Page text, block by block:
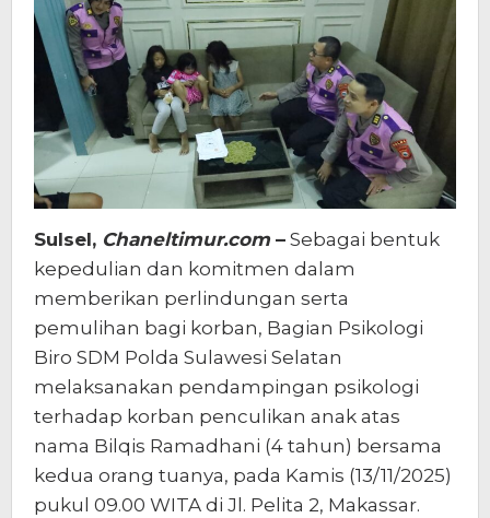
Sulsel, Chaneltimur.com– Sebagai bentuk
kepedulian dan komitmen dalam
memberikan perlindungan serta
pemulihan bagi korban, Bagian Psikologi
Biro SDM Polda Sulawesi Selatan
melaksanakan pendampingan psikologi
terhadap korban penculikan anak atas
nama Bilqis Ramadhani (4 tahun) bersama
kedua orang tuanya, pada Kamis (13/11/2025)
pukul 09.00 WITA di Jl. Pelita 2, Makassar.